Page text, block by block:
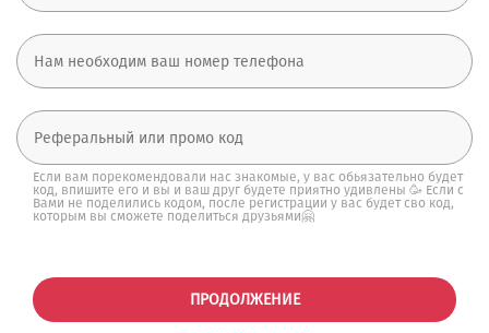
Если вам порекомендовали нас знакомые, у вас обьязательно будет
код, впишите его и вы и ваш друг будете приятно удивлены 🥳 Если с
Вами не поделились кодом, после регистрации у вас будет сво код,
которым вы сможете поделиться друзьями🤗
ПРОДОЛЖЕНИЕ